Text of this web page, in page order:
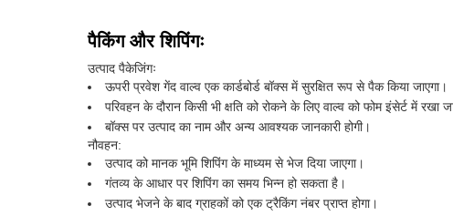
पैकिंग और शिपिंगः
उत्पाद पैकेजिंगः
ऊपरी प्रवेश गेंद वाल्व एक कार्डबोर्ड बॉक्स में सुरक्षित रूप से पैक किया जाएगा।
परिवहन के दौरान किसी भी क्षति को रोकने के लिए वाल्व को फोम इंसेर्ट में रखा
बॉक्स पर उत्पाद का नाम और अन्य आवश्यक जानकारी होगी।
नौवहन:
उत्पाद को मानक भूमि शिपिंग के माध्यम से भेज दिया जाएगा।
गंतव्य के आधार पर शिपिंग का समय भिन्न हो सकता है।
उत्पाद भेजने के बाद ग्राहकों को एक ट्रैकिंग नंबर प्राप्त होगा।